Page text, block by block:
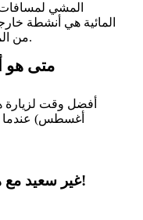
المشي
المائية هي أنشطة
من المسارات والفرص للاستمتاع بالطبيعة.
متى هو
أفضل وقت لزيارة
أغسطس) عندما
غير سعيد مع هورسنز؟ دوره مرة أخرى!